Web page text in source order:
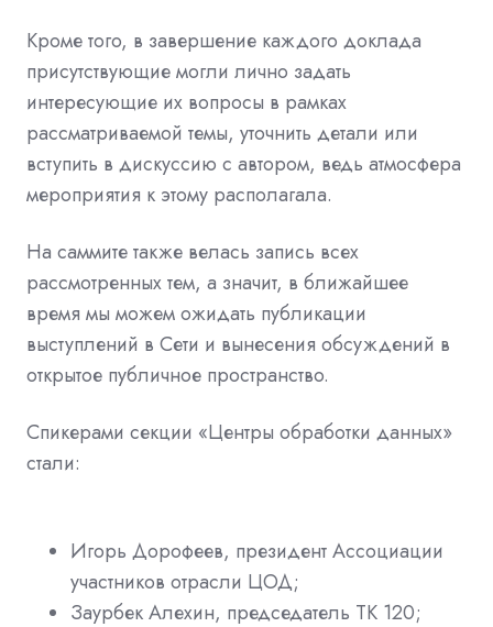
Кроме того, в завершение каждого доклада
присутствующие могли лично задать
интересующие их вопросы в рамках
рассматриваемой темы, уточнить детали или
вступить в дискуссию с автором, ведь атмосфера
мероприятия к этому располагала.
На саммите также велась запись всех
рассмотренных тем, а значит, в ближайшее
время мы можем ожидать публикации
выступлений в Сети и вынесения обсуждений в
открытое публичное пространство.
Спикерами секции «Центры обработки данных»
стали:
Игорь Дорофеев, президент Ассоциации
участников отрасли ЦОД;
Заурбек Алехин, председатель ТК 120;